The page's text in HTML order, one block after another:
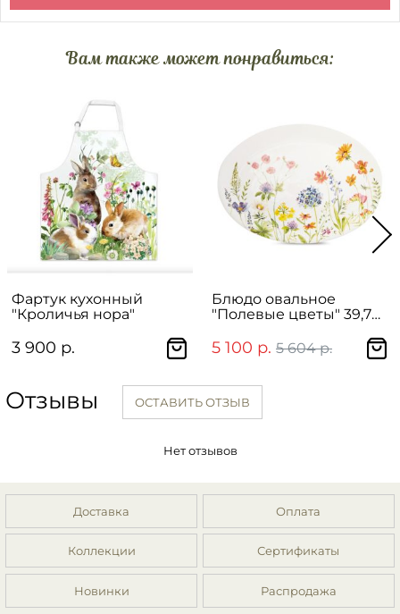
Вам также может понравиться:
Фартук кухонный
"Кроличья нора"
3 900 р.
Блюдо овальное
"Полевые цветы" 39,7
5 100 р. 5 604 р.
Отзывы ОСТАВИТЬ ОТЗЫВ
Нет отзывов
Доставка Оплата
Коллекции Сертификаты
Новинки Распродажа